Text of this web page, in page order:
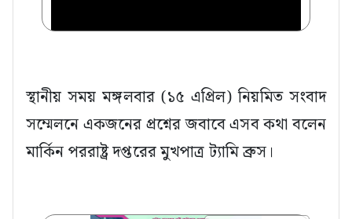
স্থানীয় সময় মঙ্গলবার (১৫ এপ্রিল) নিয়মিত সংবাদ
সম্মেলনে একজনের প্রশ্নের জবাবে এসব কথা বলেন
মার্কিন পররাষ্ট্র দপ্তরের মুখপাত্র ট্যামি ব্রুস।